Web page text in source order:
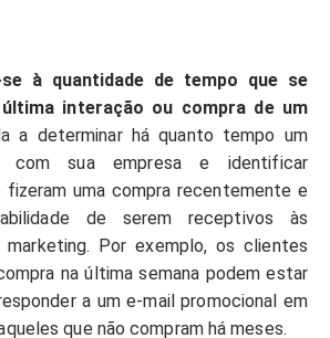
se à quantidade de tempo que se
interação ou compra de um
a determinar há quanto tempo um
com sua empresa e identificar
fizeram uma compra recentemente e
de serem receptivos às
marketing. Por exemplo, os clientes
na última semana podem estar
a um e-mail promocional em
que não compram há meses.